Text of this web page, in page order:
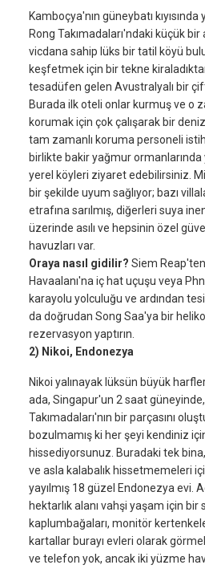
Kamboçya'nın güneybatı
Rong Takımadaları'ndaki küçük bir
vicdana sahip lüks bir tatil köyü
keşfetmek için bir tekne
tesadüfen gelen Avustralyalı bir
Burada ilk oteli onlar kurmuş ve o
korumak için çok çalışarak bir
tam zamanlı koruma personeli
birlikte bakir yağmur
yerel köyleri ziyaret edebilirsiniz.
bir şekilde uyum sağlıyor; bazı
etrafına sarılmış, diğerleri suya
üzerinde asılı ve hepsinin özel
havuzları var.
Oraya nasıl gidilir? Siem
Havaalanı'na iç hat uçuşu veya
karayolu yolculuğu ve ardından
da doğrudan Song Saa'ya bir
rezervasyon yaptırın.
2) Nikoi, Endonezya
Nikoi yalınayak lüksün büyük
ada, Singapur'un 2 saat
Takımadaları'nın bir parçasını
bozulmamış ki her şeyi kendiniz için
hissediyorsunuz. Buradaki tek
ve asla kalabalık hissetmemeleri
yayılmış 18 güzel Endonezya evi.
hektarlık alanı vahşi yaşam için bir
kaplumbağaları, monitör
kartallar burayı evleri olarak
ve telefon yok, ancak iki yüzme